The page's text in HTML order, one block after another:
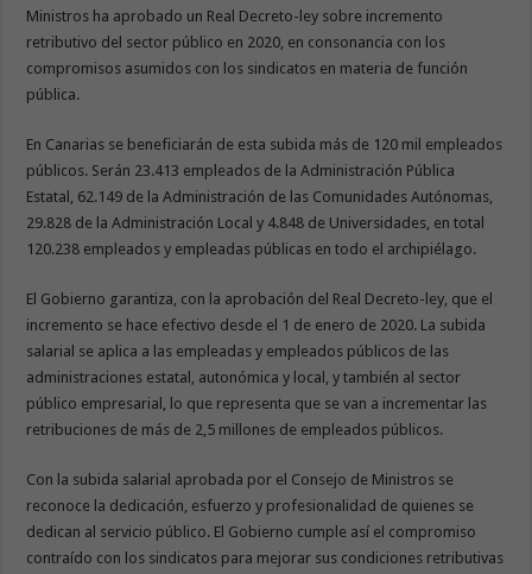
Ministros ha aprobado un Real Decreto-ley sobre incremento
retributivo del sector público en 2020, en consonancia con los
compromisos asumidos con los sindicatos en materia de función
pública.
En Canarias se beneficiarán de esta subida más de 120 mil empleados
públicos. Serán 23.413 empleados de la Administración Pública
Estatal, 62.149 de la Administración de las Comunidades Autónomas,
29.828 de la Administración Local y 4.848 de Universidades, en total
120.238 empleados y empleadas públicas en todo el archipiélago.
El Gobierno garantiza, con la aprobación del Real Decreto-ley, que el
incremento se hace efectivo desde el 1 de enero de 2020. La subida
salarial se aplica a las empleadas y empleados públicos de las
administraciones estatal, autonómica y local, y también al sector
público empresarial, lo que representa que se van a incrementar las
retribuciones de más de 2,5 millones de empleados públicos.
Con la subida salarial aprobada por el Consejo de Ministros se
reconoce la dedicación, esfuerzo y profesionalidad de quienes se
dedican al servicio público. El Gobierno cumple así el compromiso
contraído con los sindicatos para mejorar sus condiciones retributivas